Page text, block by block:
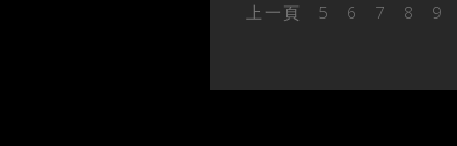
上一頁 5 6 7 8 9